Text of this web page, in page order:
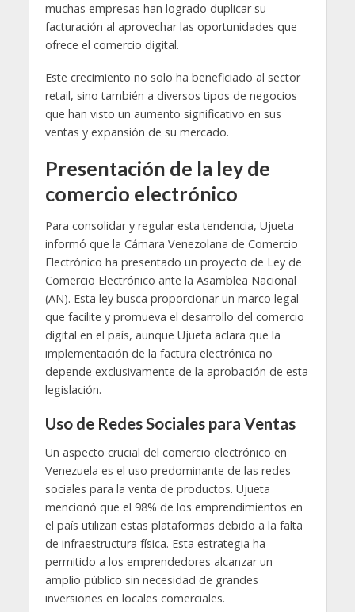
muchas empresas han logrado duplicar su
facturación al aprovechar las oportunidades que
ofrece el comercio digital.
Este crecimiento no solo ha beneficiado al sector
retail, sino también a diversos tipos de negocios
que han visto un aumento significativo en sus
ventas y expansión de su mercado.
Presentación de la ley de
comercio electrónico
Para consolidar y regular esta tendencia, Ujueta
informó que la Cámara Venezolana de Comercio
Electrónico ha presentado un proyecto de Ley de
Comercio Electrónico ante la Asamblea Nacional
(AN). Esta ley busca proporcionar un marco legal
que facilite y promueva el desarrollo del comercio
digital en el país, aunque Ujueta aclara que la
implementación de la factura electrónica no
depende exclusivamente de la aprobación de esta
legislación.
Uso de Redes Sociales para Ventas
Un aspecto crucial del comercio electrónico en
Venezuela es el uso predominante de las redes
sociales para la venta de productos. Ujueta
mencionó que el 98% de los emprendimientos en
el país utilizan estas plataformas debido a la falta
de infraestructura física. Esta estrategia ha
permitido a los emprendedores alcanzar un
amplio público sin necesidad de grandes
inversiones en locales comerciales.